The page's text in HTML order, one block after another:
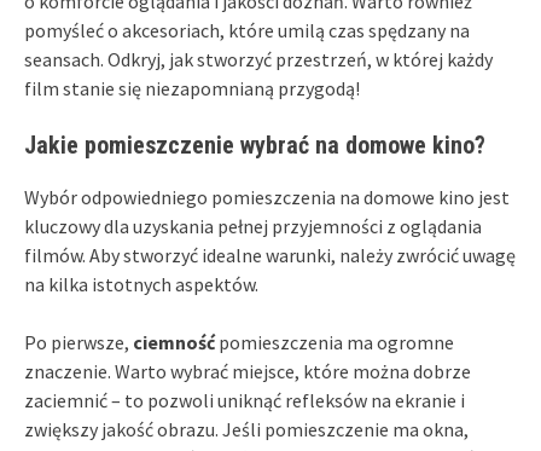
pomyśleć o akcesoriach, które umilą czas spędzany na
seansach. Odkryj, jak stworzyć przestrzeń, w której każdy
film stanie się niezapomnianą przygodą!
Jakie pomieszczenie wybrać na domowe kino?
Wybór odpowiedniego pomieszczenia na domowe kino jest
kluczowy dla uzyskania pełnej przyjemności z oglądania
filmów. Aby stworzyć idealne warunki, należy zwrócić uwagę
na kilka istotnych aspektów.
Po pierwsze, ciemnośćpomieszczenia ma ogromne
znaczenie. Warto wybrać miejsce, które można dobrze
zaciemnić – to pozwoli uniknąć refleksów na ekranie i
zwiększy jakość obrazu. Jeśli pomieszczenie ma okna,